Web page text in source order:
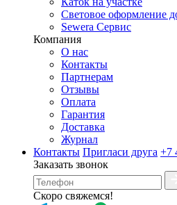
Световое оформление
Sewera Сервис
Компания
О нас
Контакты
Партнерам
Отзывы
Оплата
Гарантия
Доставка
Журнал
Контакты Пригласи друга +7
Заказать звонок
Скоро свяжемся!